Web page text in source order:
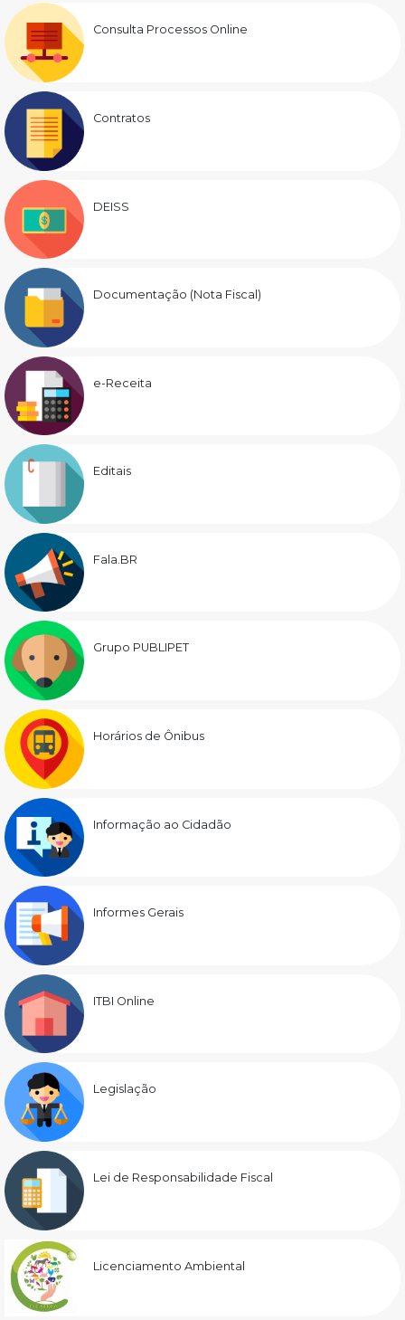
Consulta Processos Online
Contratos
DEISS
Documentação (Nota Fiscal)
e-Receita
Editais
Fala.BR
Grupo PUBLIPET
Horários de Ônibus
Informação ao Cidadão
Informes Gerais
ITBI Online
Legislação
Lei de Responsabilidade Fiscal
Licenciamento Ambiental